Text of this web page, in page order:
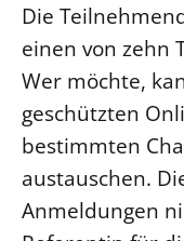
Die
einen von zehn
Wer möchte,
geschützten
bestimmten
austauschen.
Anmeldungen
Kirchenämter
Gleichstellung
Datenschutz
LANDESSYNODE